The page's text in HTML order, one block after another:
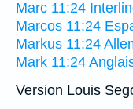
Marc 11:24
Marcos 11:24
Markus 11:24
Mark 11:24
Version Louis